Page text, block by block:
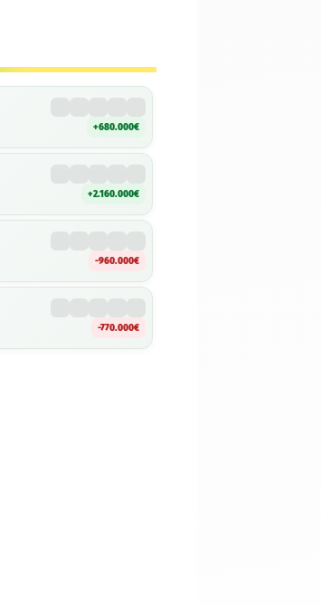
+680.000€
+2.160.000€
-960.000€
-770.000€